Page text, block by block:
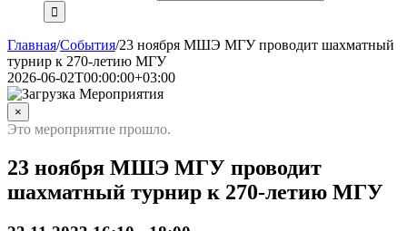
Главная/События/23 ноября МШЭ МГУ проводит шахматный
турнир к 270-летию МГУ
2026-06-02T00:00:00+03:00
×
Это мероприятие прошло.
23 ноября МШЭ МГУ проводит
шахматный турнир к 270-летию МГУ